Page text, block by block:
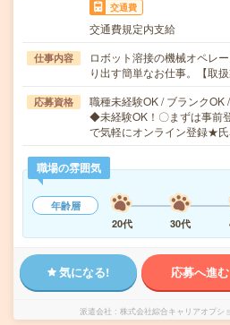
交通費
交通費規定内支給
仕事内容
ロボット溶接の機械オペレ
り出す簡単なお仕事。【取
応募資格
職種未経験OK / ブランクOK
◆未経験OK！〇まずは事前
で気軽にオンライン登録★
職場の雰囲気
年齢層
20代
30代
気になる! 応募へ進む
派遣会社 株式会社綜合キャリアオプシ